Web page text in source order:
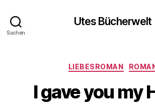
Suchen
Utes Bücherwelt
LIEBESROMAN
I gave you my